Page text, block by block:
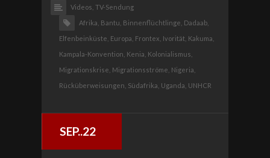
Videos, TV-Sendung
Afrika, Bantu, Binnenflüchtlinge, Dadaab,
Elfenbeinküste, Europa, Frontex, Ivorität, Kakuma,
Kampala-Konvention, Kenia, Kolonialismus,
Migrationskrise, Migrationsströme, Nigeria,
Rücküberweisungen, Südafrika, Uganda, UNHCR
SEP..22